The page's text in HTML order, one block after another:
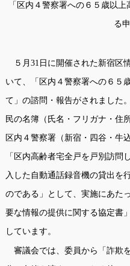
「区内４警察署への６５歳以
る
５月 31 日に開催された新宿区
いて、「区内４警察署への６５
て」の諮問・報告がされました
民の名簿（氏名・フリガナ・住
区内４警察署（新宿・四谷・牛
「区内高齢者宅全戸を戸別訪問
入した自動通話録音機の貸出を
のである」として、実施にあた
要な情報の提供に関する協定書
しています。
審議会では、委員から「詐欺